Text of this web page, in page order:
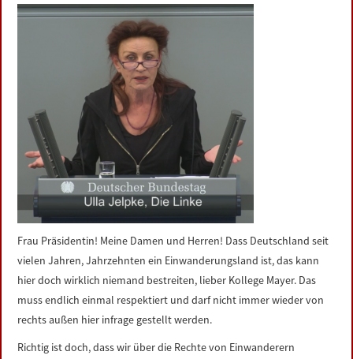
ZUR PERSON
DATENSCHUTZERKLÄRUNG
IMPRESSUM
Frau Präsidentin! Meine Damen und Herren! Dass Deutschland seit
vielen Jahren, Jahrzehnten ein Einwanderungsland ist, das kann
hier doch wirklich niemand bestreiten, lieber Kollege Mayer. Das
muss endlich einmal respektiert und darf nicht immer wieder von
rechts außen hier infrage gestellt werden.
Richtig ist doch, dass wir über die Rechte von Einwanderern